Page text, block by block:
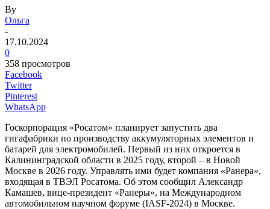
By
Ольга
-
17.10.2024
0
358 просмотров
Facebook
Twitter
Pinterest
WhatsApp
Госкорпорация «Росатом» планирует запустить два
гигафабрики по производству аккумуляторных элементов и
батарей для электромобилей. Первый из них откроется в
Калининградской области в 2025 году, второй – в Новой
Москве в 2026 году. Управлять ими будет компания «Ранера»,
входящая в ТВЭЛ Росатома. Об этом сообщил Александр
Камашев, вице-президент «Ранеры», на Международном
автомобильном научном форуме (IASF-2024) в Москве.